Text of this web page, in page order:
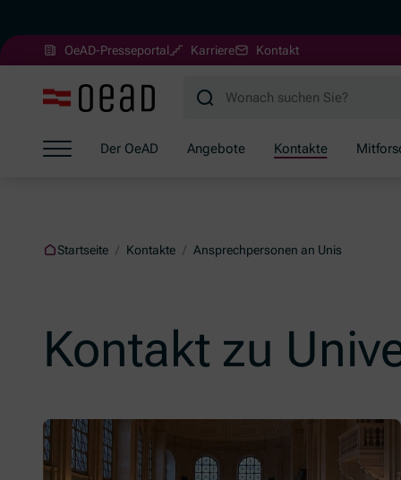
OeAD-Presseportal Karriere(Öffnet in neuem Fenster)
Kontakt
Der OeAD
Angebote Kontakte
Startseite / Kontakte / Ansprechpersonen an Unis
Kontakt zu